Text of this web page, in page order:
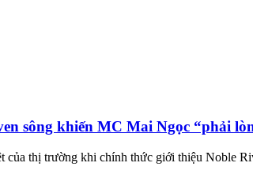
sông khiến MC Mai Ngọc “phải
thị trường khi chính thức giới thiệu Noble